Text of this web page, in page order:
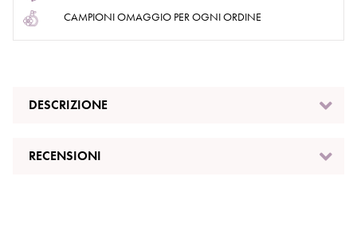
CAMPIONI OMAGGIO PER OGNI ORDINE
DESCRIZIONE
RECENSIONI